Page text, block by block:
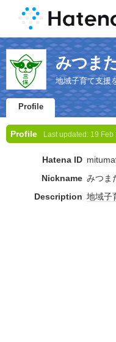
みつま
地域子育て支援
Profile
Profile Last updated: 19 Feb
Hatena ID
Nickname みつ
Description 地域子